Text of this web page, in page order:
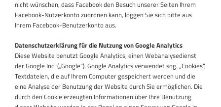
nicht wünschen, dass Facebook den Besuch unserer Seiten Ihrem
Facebook-Nutzerkonto zuordnen kann, loggen Sie sich bitte aus
Ihrem Facebook-Benutzerkonto aus.
Datenschutzerklärung für die Nutzung von Google Analytics
Diese Website benutzt Google Analytics, einen Webanalysedienst
der Google Inc. („Google“). Google Analytics verwendet sog. „Cookies“,
Textdateien, die auf Ihrem Computer gespeichert werden und die
eine Analyse der Benutzung der Website durch Sie ermöglichen. Die
durch den Cookie erzeugten Informationen über Ihre Benutzung